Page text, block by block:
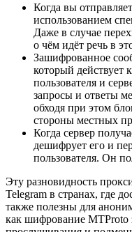
Когда вы
использованием
Даже в случае
о чём идёт речь в
Зашифрованное
который действует
пользователя и
запросы и ответы
обходя при этом
стороны местных
Когда сервер
дешифрует его и
пользователя. Он
Эту разновидность
Telegram в странах, где
также полезны для
как шифрование MTProto